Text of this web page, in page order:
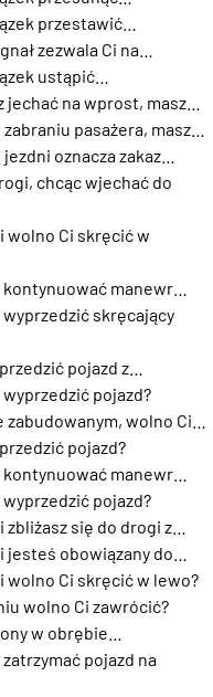
przestawić…
zezwala Ci na…
ustąpić…
jechać na wprost, masz…
pasażera, masz…
oznacza zakaz…
chcąc wjechać do
wolno Ci skręcić w
manewr…
skręcający
pojazd z…
pojazd?
wolno Ci…
pojazd?
manewr…
pojazd?
się do drogi z…
obowiązany do…
wolno Ci skręcić w lewo?
wolno Ci zawrócić?
w obrębie…
pojazd na